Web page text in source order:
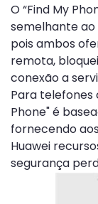
O “Find My
semelhante ao
pois ambos
remota,
conexão a
Para telefones
Phone" é
fornecendo
Huawei
segurança